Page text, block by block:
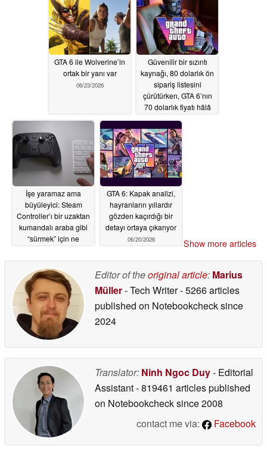
GTA 6 ile Wolverine’in
ortak bir yanı var
06/23/2026
Güvenilir bir sızıntı
kaynağı, 80 dolarlık ön
sipariş listesini
çürütürken, GTA 6’nın
70 dolarlık fiyatı hâlâ
06/22/2026
İşe yaramaz ama
büyüleyici: Steam
Controller’ı bir uzaktan
kumandalı araba gibi
“sürmek” için ne
GTA 6: Kapak analizi,
hayranların yıllardır
gözden kaçırdığı bir
detayı ortaya çıkarıyor
06/20/2026 Show more articles
Editor of theoriginal article: Marius
Müller- Tech Writer- 5266 articles
published on Notebookchecksince
2024
Translator: Ninh Ngoc Duy- Editorial
Assistant- 819461 articles published
on Notebookchecksince 2008
contact me via:
Facebook